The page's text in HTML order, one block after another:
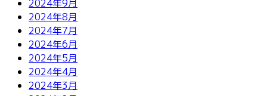
2024年9月
2024年8月
2024年7月
2024年6月
2024年5月
2024年4月
2024年3月